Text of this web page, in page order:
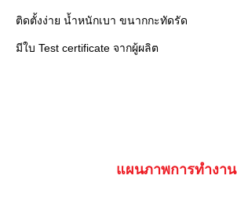
ติดตั้งง่าย น้ำหนักเบา ขนากกะทัดรัด
มีใบ Test certificate จากผู้ผลิต
แผนภาพการทำงาน